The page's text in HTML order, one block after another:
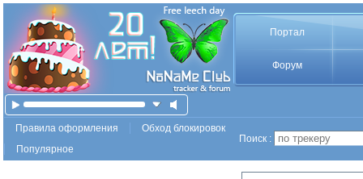
Портал
Форум
Правила оформления
Обход блокировок
Популярное
Поиск :